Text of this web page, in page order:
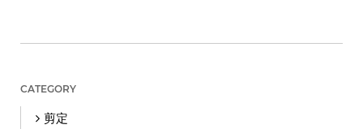
CATEGORY
剪定